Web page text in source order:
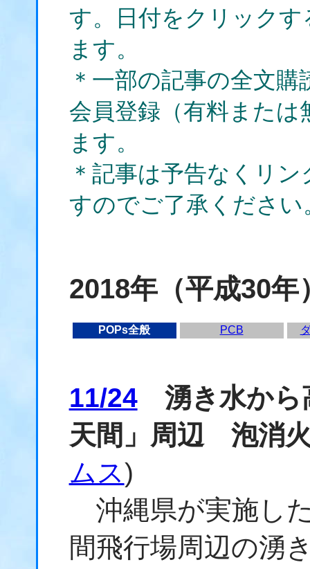
す。日付をクリック
ます。
＊一部の記事の全文
会員登録（有料また
ます。
＊記事は予告なくリ
すのでご了承ください
2018年（平成30年
POPs全般 PCB
11/24湧き水から
天間」周辺 泡消
ムス)
沖縄県が実施し
間飛行場周辺の湧